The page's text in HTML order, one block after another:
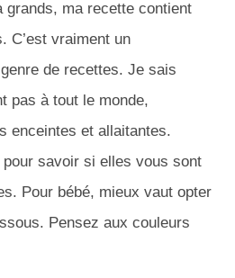
grands, ma recette contient
C’est vraiment un
de recettes. Je sais
pas à tout le monde,
enceintes et allaitantes.
pour savoir si elles vous sont
Pour bébé, mieux vaut opter
Pensez aux couleurs